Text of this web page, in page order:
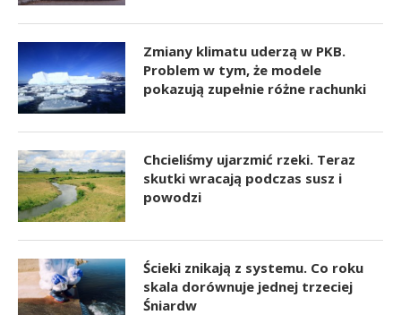
Zmiany klimatu uderzą w PKB.
Problem w tym, że modele
pokazują zupełnie różne rachunki
Chcieliśmy ujarzmić rzeki. Teraz
skutki wracają podczas susz i
powodzi
Ścieki znikają z systemu. Co roku
skala dorównuje jednej trzeciej
Śniardw